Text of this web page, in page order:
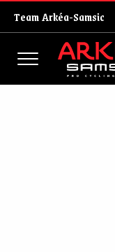
Team Arkéa-Samsic